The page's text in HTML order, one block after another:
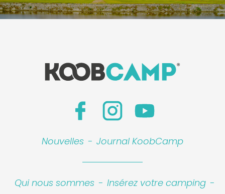
Nouvelles - Journal KoobCamp
Qui nous sommes - Insérez votre camping -